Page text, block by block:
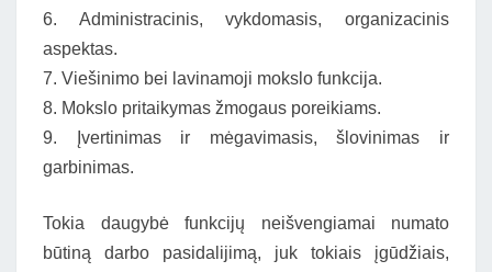
6. Administracinis, vykdomasis, organizacinis
aspektas.
7. Viešinimo bei lavinamoji mokslo funkcija.
8. Mokslo pritaikymas žmogaus poreikiams.
9. Įvertinimas ir mėgavimasis, šlovinimas ir
garbinimas.
Tokia daugybė funkcijų neišvengiamai numato
būtiną darbo pasidalijimą, juk tokiais įgūdžiais,